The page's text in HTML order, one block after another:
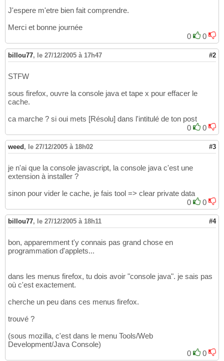
J'espere m'etre bien fait comprendre.
Merci et bonne journée
0
0
billou77, le 27/12/2005 à 17h47 #2
STFW
sous firefox, ouvre la console java et tape x pour effacer le
cache.
ca marche ? si oui mets [Résolu] dans l'intitulé de ton post
0
0
weed , le 27/12/2005 à 18h02 #3
je n'ai que la console javascript, la console java c'est une
extension à installer ?
sinon pour vider le cache, je fais tool => clear private data
0
0
billou77, le 27/12/2005 à 18h11 #4
bon, apparemment t'y connais pas grand chose en
programmation d'applets...
dans les menus firefox, tu dois avoir "console java". je sais pas
où c'est exactement.
cherche un peu dans ces menus firefox.
trouvé ?
(sous mozilla, c'est dans le menu Tools/Web
Development/Java Console)
0
0